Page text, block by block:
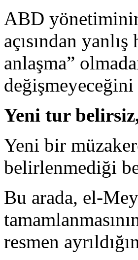
ABD
açısından
anlaşma”
Yeni tur
Yeni bir
belirlenmediği
Bu arada, el-
resmen